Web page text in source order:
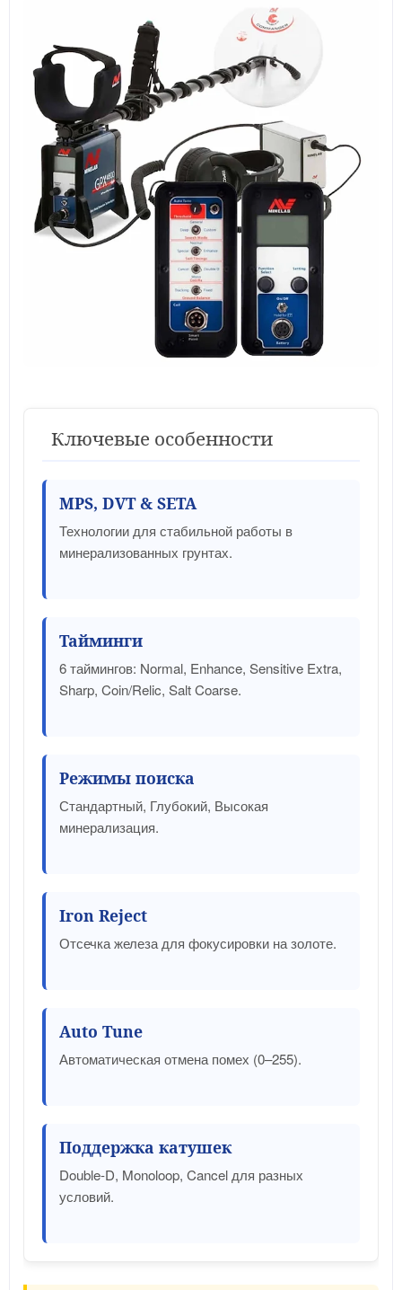
Ключевые особенности
MPS, DVT & SETA
Технологии для стабильной работы в
минерализованных грунтах.
Тайминги
6 таймингов: Normal, Enhance, Sensitive Extra,
Sharp, Coin/Relic, Salt Coarse.
Режимы поиска
Стандартный, Глубокий, Высокая
минерализация.
Iron Reject
Отсечка железа для фокусировки на золоте.
Auto Tune
Автоматическая отмена помех (0–255).
Поддержка катушек
Double-D, Monoloop, Cancel для разных
условий.